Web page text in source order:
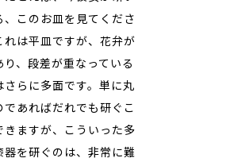
、このお皿を見てくださ
れは平皿ですが、花弁が
り、段差が重なっている
さらに多面です。単に丸
であればだれでも研ぐこ
きますが、こういった多
器を研ぐのは、非常に難